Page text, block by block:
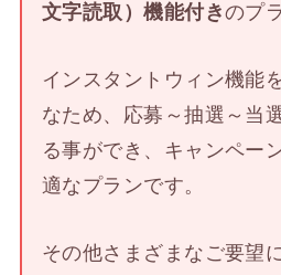
文字読取）機能付きのプ
インスタントウィン機能
なため、応募～抽選～当
る事ができ、キャンペー
適なプランです。
その他さまざまなご要望